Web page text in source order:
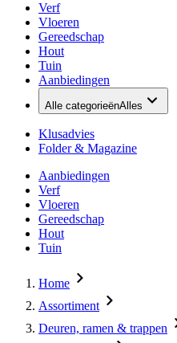
Verf
Vloeren
Gereedschap
Hout
Tuin
Aanbiedingen
Alle categorieënAlles
Klusadvies
Folder & Magazine
Aanbiedingen
Verf
Vloeren
Gereedschap
Hout
Tuin
Home
Assortiment
Deuren, ramen & trappen